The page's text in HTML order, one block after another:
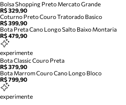
Bolsa Shopping Preto Mercato Grande
R$ 329,90
Coturno Preto Couro Tratorado Basico
R$ 399,90
Bota Preta Cano Longo Salto Baixo Montaria
R$ 479,90
experimente
Bota Classic Couro Preta
R$ 379,90
Bota Marrom Couro Cano Longo Bloco
R$ 799,90
experimente